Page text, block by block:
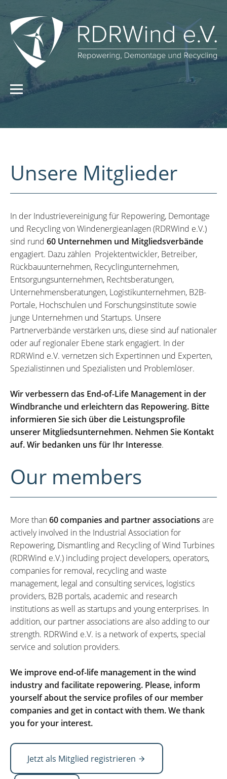
Unsere Mitglieder
In der Industrievereinigung für Repowering, Demontage
und Recycling von Windenergieanlagen (RDRWind e.V.)
sind rund 60 Unternehmen und Mitgliedsverbände
engagiert. Dazu zählen Projektentwickler, Betreiber,
Rückbauunternehmen, Recyclingunternehmen,
Entsorgungsunternehmen, Rechtsberatungen,
Unternehmensberatungen, Logistikunternehmen, B2B-
Portale, Hochschulen und Forschungsinstitute sowie
junge Unternehmen und Startups. Unsere
Partnerverbände verstärken uns, diese sind auf nationaler
oder auf regionaler Ebene stark engagiert. In der
RDRWind e.V. vernetzen sich Expertinnen und Experten,
Spezialistinnen und Spezialisten und Problemlöser.
Wir verbessern das End-of-Life Management in der
Windbranche und erleichtern das Repowering. Bitte
informieren Sie sich über die Leistungsprofile
unserer Mitgliedsunternehmen. Nehmen Sie Kontakt
auf. Wir bedanken uns für Ihr Interesse.
Our members
More than60 companies and partner associations are
actively involved in the Industrial Association for
Repowering, Dismantling and Recycling of Wind Turbines
(RDRWind e.V.) including project developers, operators,
companies for removal, recycling and waste
management, legal and consulting services, logistics
providers, B2B portals, academic and research
institutions as well as startups and young enterprises. In
addition, our partner associations are also adding to our
strength. RDRWind e.V. is a network of experts, special
service and solution providers.
We improve end-of-life management in the wind
industry and facilitate repowering. Please, inform
yourself about the service profiles of our member
companies and get in contact with them. We thank
you for your interest.
Jetzt als Mitglied registrieren